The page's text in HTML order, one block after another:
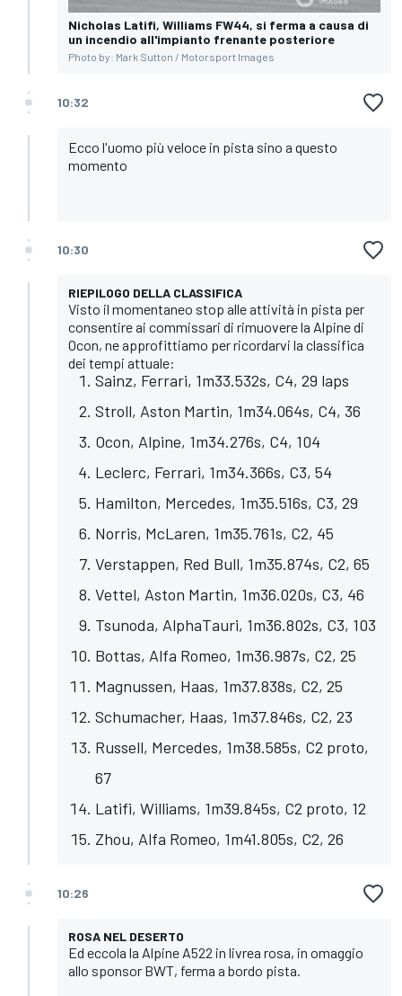
Nicholas Latifi, Williams FW44, si ferma a causa di
un incendio all'impianto frenante posteriore
Photo by: Mark Sutton / Motorsport Images
10:32
Ecco l'uomo più veloce in pista sino a questo
momento
10:30
RIEPILOGO DELLA CLASSIFICA
Visto il momentaneo stop alle attività in pista per
consentire ai commissari di rimuovere la Alpine di
Ocon, ne approfittiamo per ricordarvi la classifica
dei tempi attuale:
Sainz, Ferrari, 1m33.532s, C4, 29 laps
Stroll, Aston Martin, 1m34.064s, C4, 36
Ocon, Alpine, 1m34.276s, C4, 104
Leclerc, Ferrari, 1m34.366s, C3, 54
Hamilton, Mercedes, 1m35.516s, C3, 29
Norris, McLaren, 1m35.761s, C2, 45
Verstappen, Red Bull, 1m35.874s, C2, 65
Vettel, Aston Martin, 1m36.020s, C3, 46
Tsunoda, AlphaTauri, 1m36.802s, C3, 103
Bottas, Alfa Romeo, 1m36.987s, C2, 25
Magnussen, Haas, 1m37.838s, C2, 25
Schumacher, Haas, 1m37.846s, C2, 23
Russell, Mercedes, 1m38.585s, C2 proto,
67
Latifi, Williams, 1m39.845s, C2 proto, 12
Zhou, Alfa Romeo, 1m41.805s, C2, 26
10:26
ROSA NEL DESERTO
Ed eccola la Alpine A522 in livrea rosa, in omaggio
allo sponsor BWT, ferma a bordo pista.